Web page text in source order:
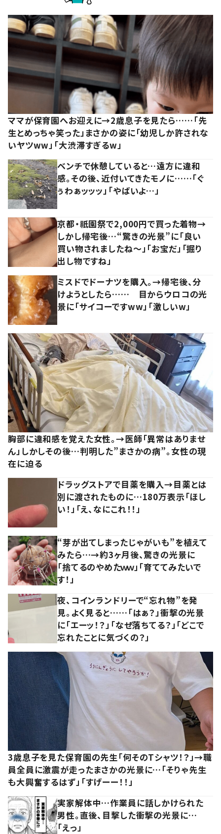
ママが保育園へお迎えに→2歳息子を見たら……「先
生とめっちゃ笑った」まさかの姿に「幼児しか許されな
いヤツww」「大渋滞すぎるw」
ベンチで休憩していると…遠方に違和
感。その後、近付いてきたモノに……「ぐ
ぅわぁッッッ」「やばいよ…」
京都・祇園祭で2,000円で買った着物→
しかし帰宅後…“驚きの光景”に「良い
買い物されましたね～」「お宝だ」「掘り
出し物ですね」
ミスドでドーナツを購入。→帰宅後、分
けようとしたら…… 目からウロコの光
景に「サイコーですww」「激しいw」
胸部に違和感を覚えた女性。→医師「異常はありませ
ん」しかしその後…判明した”まさかの病”。女性の現
在に迫る
ドラッグストアで目薬を購入→目薬とは
別に渡されたものに…180万表示「ほし
い！」「え、なにこれ！！」
“芽が出てしまったじゃがいも”を植えて
みたら…→約3ヶ月後、驚きの光景に
「捨てるのやめたｗｗ」「育ててみたいで
す！」
夜、コインランドリーで“忘れ物”を発
見。よく見ると……「はぁ？」衝撃の光景
に「エーッ！？」「なぜ落ちてる？」「どこで
忘れたことに気づくの？」
3歳息子を見た保育園の先生「何そのTシャツ！？」→職
員全員に激震が走ったまさかの光景に…「そりゃ先生
も大興奮するはず」「すげーー！！」
実家解体中…作業員に話しかけられた
男性。直後、目撃した衝撃の光景に…
「えっ」